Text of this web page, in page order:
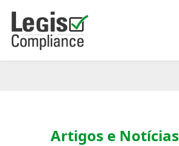
Artigos e Notícias